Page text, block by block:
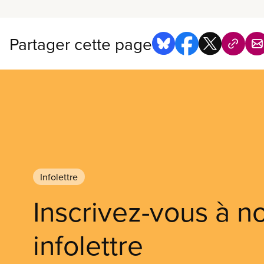
Partager cette page
Infolettre
Inscrivez-vous à
infolettre